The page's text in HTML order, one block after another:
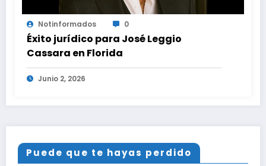
Notinformados 0
Éxito jurídico para José Leggio
Cassara en Florida
Junio 2, 2026
Puede que te hayas perdido